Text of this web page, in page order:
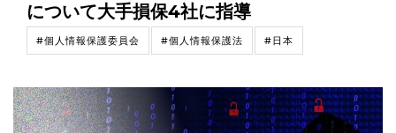
について大手損保4社に指導
#個人情報保護委員会 #個人情報保護法 #日本